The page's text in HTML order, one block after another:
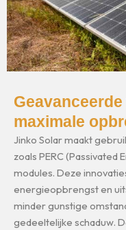
maximale
Jinko Solar maakt
zoals PERC (Passivated
modules. Deze
energieopbrengst en
minder gunstige
gedeeltelijke schaduw.